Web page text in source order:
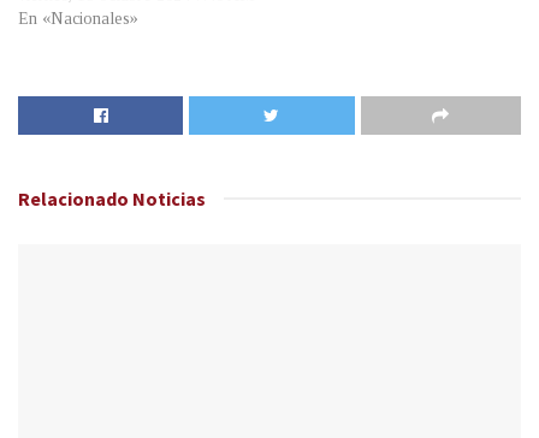
En «Nacionales»
Relacionado Noticias